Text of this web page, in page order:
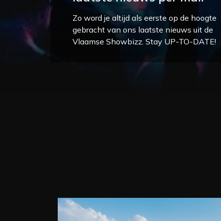
Zo word je altijd als eerste op de hoogte
gebracht van ons laatste nieuws uit de
Vlaamse Showbizz. Stay UP-TO-DATE!